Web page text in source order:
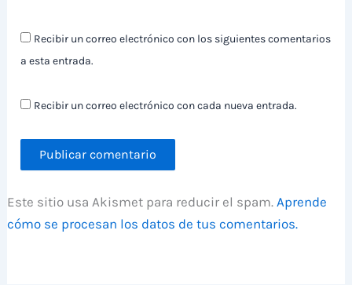
Recibir un correo electrónico con los siguientes comentarios
a esta entrada.
Recibir un correo electrónico con cada nueva entrada.
Este sitio usa Akismet para reducir el spam. Aprende
cómo se procesan los datos de tus comentarios.